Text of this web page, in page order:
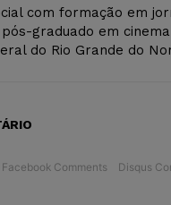
com formação em
graduado em
do Rio Grande do
Facebook Comments Disqus